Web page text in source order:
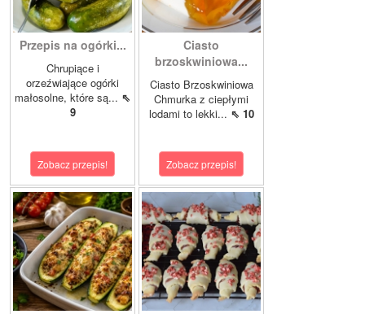
Przepis na ogórki...
Chrupiące i
orzeźwiające ogórki
małosolne, które są... ⇖
9
Zobacz przepis!
Ciasto
brzoskwiniowa...
Ciasto Brzoskwiniowa
Chmurka z ciepłymi
lodami to lekki... ⇖ 10
Zobacz przepis!